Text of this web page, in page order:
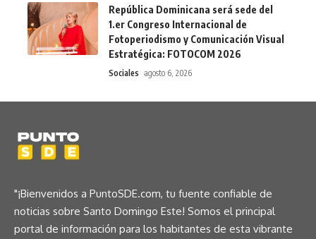
República Dominicana será sede del
1.er Congreso Internacional de
Fotoperiodismo y Comunicación Visual
Estratégica: FOTOCOM 2026
Sociales agosto 6, 2026
"¡Bienvenidos a PuntoSDE.com, tu fuente confiable de
noticias sobre Santo Domingo Este! Somos el principal
portal de información para los habitantes de esta vibrante